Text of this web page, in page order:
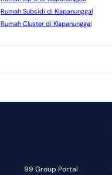
Rumah Subsidi di Klapanunggal
Rumah Cluster di Klapanunggal
99 Group Portal